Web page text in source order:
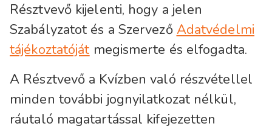
Résztvevő kijelenti, hogy a jelen
Szabályzatot és a Szervező Adatvédelmi
tájékoztatóját megismerte és elfogadta.
A Résztvevő a Kvízben való részvétellel
minden további jognyilatkozat nélkül,
ráutaló magatartással kifejezetten